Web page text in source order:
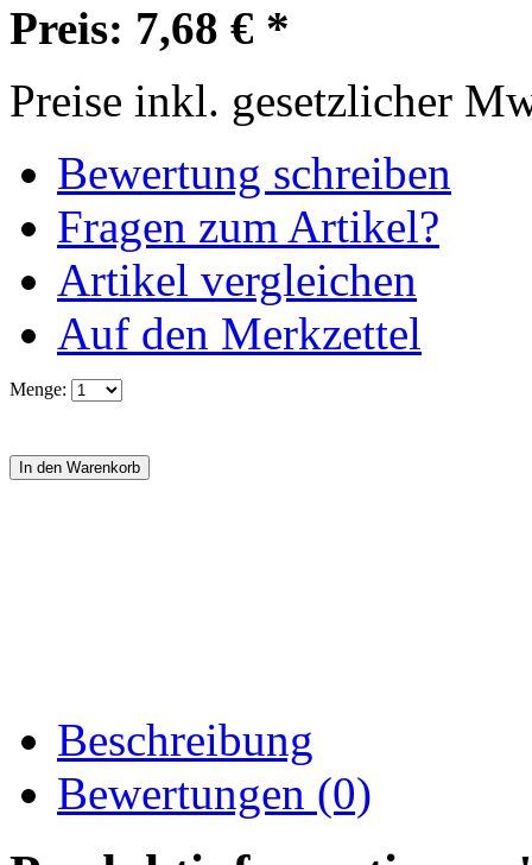
Preis: 7,68 € *
Preise inkl. gesetzlicher
Bewertung schreiben
Fragen zum Artikel?
Artikel vergleichen
Auf den Merkzettel
Menge:
Beschreibung
Bewertungen (0)